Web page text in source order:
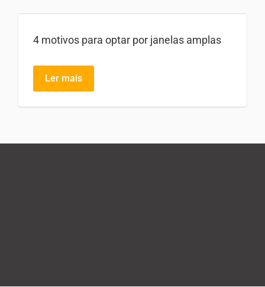
4 motivos para optar por janelas amplas
Ler mais